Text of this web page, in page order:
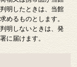
明したときは、当館
めるものとします。
明しないときは、発
に届けます。